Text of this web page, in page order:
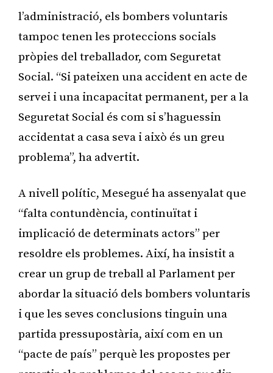
l’administració, els bombers voluntaris
tampoc tenen les proteccions socials
pròpies del treballador, com Seguretat
Social. “Si pateixen una accident en acte de
servei i una incapacitat permanent, per a la
Seguretat Social és com si s’haguessin
accidentat a casa seva i això és un greu
problema”, ha advertit.
A nivell polític, Mesegué ha assenyalat que
“falta contundència, continuïtat i
implicació de determinats actors” per
resoldre els problemes. Així, ha insistit a
crear un grup de treball al Parlament per
abordar la situació dels bombers voluntaris
i que les seves conclusions tinguin una
partida pressupostària, així com en un
“pacte de país” perquè les propostes per